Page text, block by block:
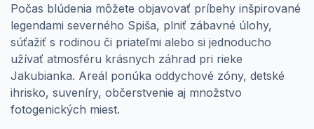
Počas blúdenia môžete objavovať príbehy inšpirované
legendami severného Spiša, plniť zábavné úlohy,
súťažiť s rodinou či priateľmi alebo si jednoducho
užívať atmosféru krásnych záhrad pri rieke
Jakubianka. Areál ponúka oddychové zóny, detské
ihrisko, suveníry, občerstvenie aj množstvo
fotogenických miest.